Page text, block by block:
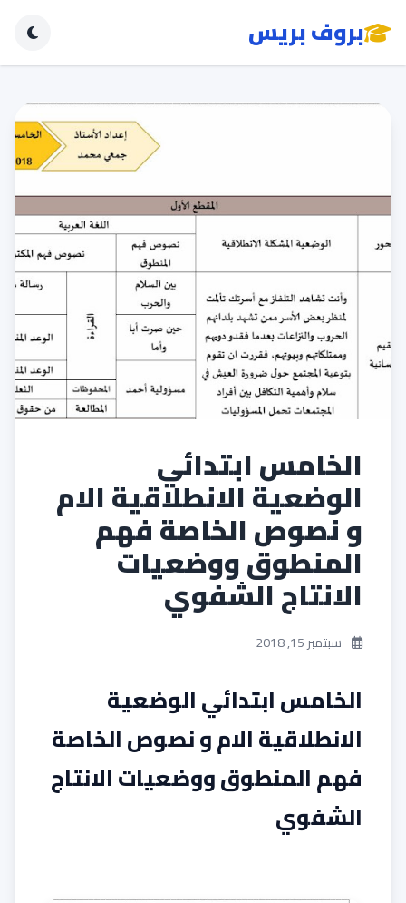
بروف بريس
الخامس ابتدائي
الوضعية الانطلاقية الام
و نصوص الخاصة فهم
المنطوق ووضعيات
الانتاج الشفوي
سبتمبر 15, 2018
الخامس ابتدائي الوضعية
الانطلاقية الام و نصوص الخاصة
فهم المنطوق ووضعيات الانتاج
الشفوي